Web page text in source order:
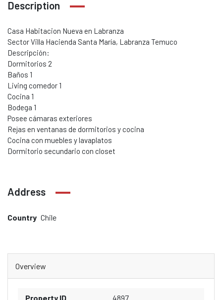
Description
Casa Habitacion Nueva en Labranza
Sector Villa Hacienda Santa María, Labranza Temuco
Descripción:
Dormitorios 2
Baños 1
Living comedor 1
Cocina 1
Bodega 1
Posee cámaras exteriores
Rejas en ventanas de dormitorios y cocina
Cocina con muebles y lavaplatos
Dormitorio secundario con closet
Address
Country Chile
Overview
Property ID 4897